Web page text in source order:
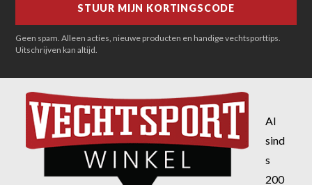
Geen spam. Alleen acties, nieuwe producten en handige vechtsporttips.
Uitschrijven kan altijd.
Al
sind
s
200